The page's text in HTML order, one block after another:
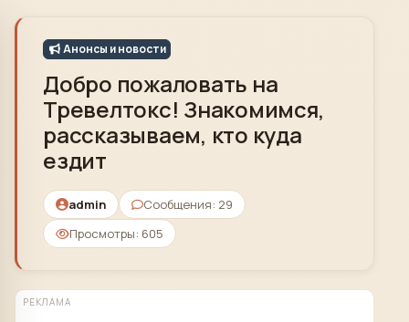
Анонсы и новости
Добро пожаловать на
Тревелтокс! Знакомимся,
рассказываем, кто куда
ездит
admin
Сообщения: 29
Просмотры: 605
РЕКЛАМА